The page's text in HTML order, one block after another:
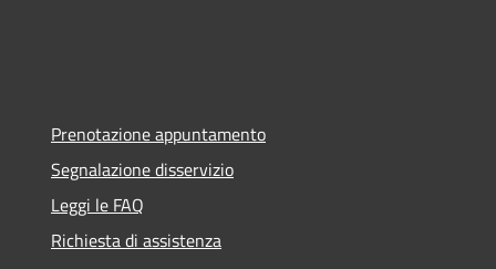
Prenotazione appuntamento
Segnalazione disservizio
Leggi le FAQ
Richiesta di assistenza